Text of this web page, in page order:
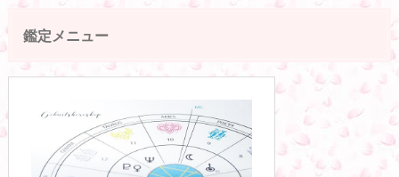
鑑定メニュー